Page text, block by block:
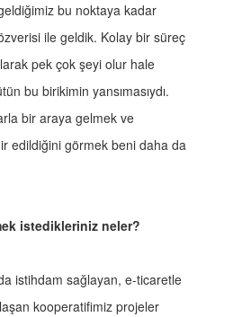
bu noktaya kadar
özverisi ile geldik. Kolay bir süreç
pek çok şeyi olur hale
bu birikimin yansımasıydı.
bir araya gelmek ve
edildiğini görmek beni daha da
istedikleriniz neler?
istihdam sağlayan, e-ticaretle
kooperatifimiz projeler